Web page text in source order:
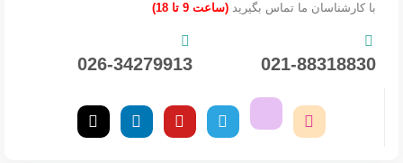
با کارشناسان ما تماس بگیرید (ساعت 9 تا 18)
021-88318830
026-34279913